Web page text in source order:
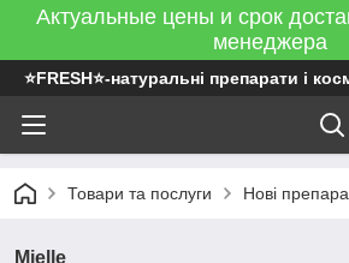
Актуальные цены и срок
менеджера
⭐FRESH⭐-натуральні препарати і
Товари та послуги Нові
Mielle